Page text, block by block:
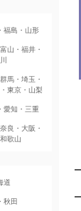
福島・山形
山・福井・
馬・埼玉・
東京・山梨
愛知・三重
良・大阪・
歌山
道
秋田